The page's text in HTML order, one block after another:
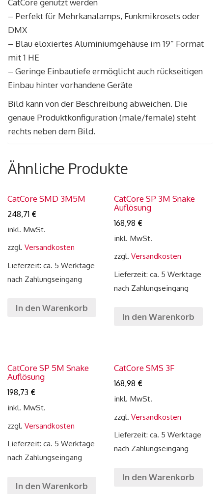
CatCore genutzt werden
– Perfekt für Mehrkanalamps, Funkmikrosets oder
DMX
– Blau eloxiertes Aluminiumgehäuse im 19“ Format
mit 1 HE
– Geringe Einbautiefe ermöglicht auch rückseitigen
Einbau hinter vorhandene Geräte
Bild kann von der Beschreibung abweichen. Die
genaue Produktkonfiguration (male/female) steht
rechts neben dem Bild.
Ähnliche Produkte
CatCore SMD 3M5M
248,71 €
inkl. MwSt.
zzgl. Versandkosten
Lieferzeit: ca. 5 Werktage
nach Zahlungseingang
In den Warenkorb
CatCore SP 3M Snake
Auflösung
168,98 €
inkl. MwSt.
zzgl.Versandkosten
Lieferzeit: ca. 5 Werktage
nach Zahlungseingang
In den Warenkorb
CatCore SP 5M Snake
Auflösung
198,73 €
inkl. MwSt.
zzgl. Versandkosten
Lieferzeit: ca. 5 Werktage
nach Zahlungseingang
In den Warenkorb
CatCore SMS 3F
168,98 €
inkl. MwSt.
zzgl.Versandkosten
Lieferzeit: ca. 5 Werktage
nach Zahlungseingang
In den Warenkorb